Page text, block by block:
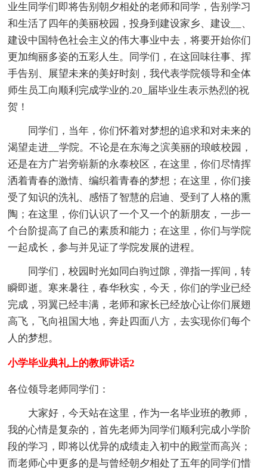
业生同学们即将告别朝夕相处的老师和同学，告别学习
和生活了四年的美丽校园，投身到建设家乡、建设__、
建设中国特色社会主义的伟大事业中去，将要开始你们
更加绚丽多姿的五彩人生。同学们，在这回味往事、挥
手告别、展望未来的美好时刻，我代表学院领导和全体
师生员工向顺利完成学业的.20_届毕业生表示热烈的祝
贺！
同学们，当年，你们怀着对梦想的追求和对未来的
渴望走进__学院。不论是在东海之滨美丽的琅岐校园，
还是在方广岩旁崭新的永泰校区，在这里，你们尽情挥
洒着青春的激情、编织着青春的梦想；在这里，你们接
受了知识的洗礼、感悟了智慧的启迪、受到了人格的熏
陶；在这里，你们认识了一个又一个的新朋友，一步一
个台阶提高了自己的素质和能力；在这里，你们与学院
一起成长，参与并见证了学院发展的进程。
同学们，校园时光如同白驹过隙，弹指一挥间，转
瞬即逝。寒来暑往，春华秋实，今天，你们的学业已经
完成，羽翼已经丰满，老师和家长已经放心让你们展翅
高飞，飞向祖国大地，奔赴四面八方，去实现你们每个
人的梦想。
小学毕业典礼上的教师讲话2
各位领导老师同学们：
大家好，今天站在这里，作为一名毕业班的教师，
我的心情是复杂的，首先老师为同学们顺利完成小学阶
段的学习，即将以优异的成绩走入初中的殿堂而高兴；
而老师心中更多的是与曾经朝夕相处了五年的同学们惜